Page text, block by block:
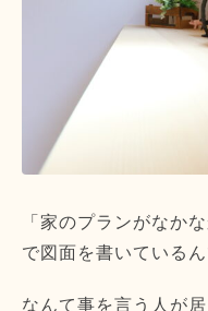
「家のプランがなか
で図面を書いているん
なんて事を言う人が